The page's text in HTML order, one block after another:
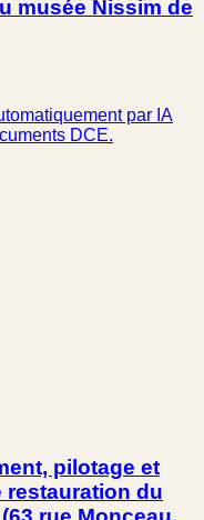
musée Nissim de
par IA
DCE.
pilotage et
du